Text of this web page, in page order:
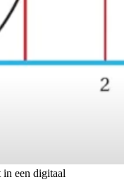
in een digitaal